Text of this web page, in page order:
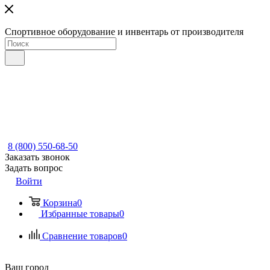
Спортивное оборудование и инвентарь от производителя
8 (800) 550-68-50
Заказать звонок
Задать вопрос
Войти
Корзина0
Избранные товары0
Сравнение товаров0
Ваш город